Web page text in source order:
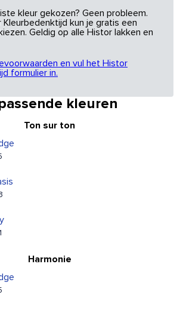
kleur gekozen? Geen probleem.
Kleurbedenktijd kun je gratis een
Geldig op alle Histor lakken en
en vul het Histor
formulier in.
kleuren
Ton sur ton
Harmonie